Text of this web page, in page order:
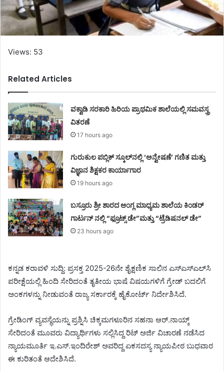
Views: 53
Related Articles
ವಕ್ವಾಡಿ ಸರಕಾರಿ ಹಿರಿಯ ಪ್ರಾಥಮಿಕ ಶಾಲೆಯಲ್ಲಿ ಸಮವಸ್ತ್ರ
ವಿತರಣೆ
17 hours ago
ಗುರುಕುಲ ಪಬ್ಲಿಕ್ ಸ್ಕೂಲ್‌ನಲ್ಲಿ ‘ಅನ್ವೇಷಣೆ’ ಗಣಿತ ಮತ್ತು
ವಿಜ್ಞಾನ ಶಿಕ್ಷಕರ ಕಾರ್ಯಾಗಾರ
19 hours ago
ಬಸ್ರೂರು ಶ್ರೀ ಶಾರದ ಆಂಗ್ಲ ಮಾಧ್ಯಮ ಶಾಲೆಯ ಕಿಂಡರ್
ಗಾರ್ಟನ್ ನಲ್ಲಿ “ಫ್ರೂಟ್ಸ್ ಡೇ”ಮತ್ತು “ಟ್ರೆಡಿಷನಲ್ ಡೇ”
23 hours ago
ಕನ್ನಡ ಕರಾವಳಿ ಸುದ್ದಿ: ಪ್ರಸಕ್ತ 2025-26ನೇ ಶೈಕ್ಷಣಿಕ ಸಾಲಿನ ಎಸ್‌ಎಸ್ಎಲ್‌ಸಿ
ಪರೀಕ್ಷೆಯಲ್ಲಿ ಹಿಂದಿ ಸೇರಿದಂತೆ ತೃತೀಯ ಭಾಷೆ ವಿಷಯಗಳಿಗೆ ಗ್ರೇಡ್‌ ಬದಲಿಗೆ
ಅಂಕಗಳನ್ನು ನೀಡುವಂತೆ ರಾಜ್ಯ ಸರ್ಕಾರಕ್ಕೆ ಹೈಕೋರ್ಟ್‌ ನಿರ್ದೇಶಿಸಿದೆ.
ಗ್ರೇಡಿಂಗ್‌ ವ್ಯವಸ್ಥೆಯನ್ನು ಪ್ರಶ್ನಿಸಿ ಚಿಕ್ಕಮಗಳೂರಿನ ಸಹನಾ ಆರ್.ನಾಯ್ಕ್
ಸೇರಿದಂತೆ ಮೂವರು ವಿದ್ಯಾರ್ಥಿಗಳು ಸಲ್ಲಿಸಿದ್ದ ರಿಟ್‌ ಅರ್ಜಿ ವಿಚಾರಣೆ ನಡೆಸಿದ
ನ್ಯಾಯಮೂರ್ತಿ ಇ.ಎಸ್‌.ಇಂದಿರೇಶ್‌ ಅವರಿದ್ದ ಏಕಸದಸ್ಯ ನ್ಯಾಯಪೀಠ ಬುಧವಾರ
ಈ ಕುರಿತಂತೆ ಆದೇಶಿಸಿದೆ.